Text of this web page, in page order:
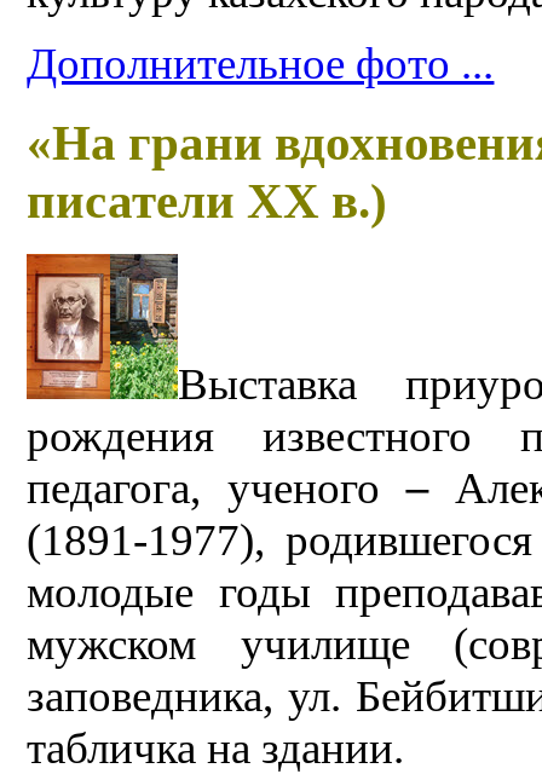
Дополнительное фото ...
«На грани
писатели ХХ в.)
Выставка
рождения известного
педагога, ученого–
(1891-1977),
молодые годы
мужском училище
заповедника, ул.
табличка на здании.